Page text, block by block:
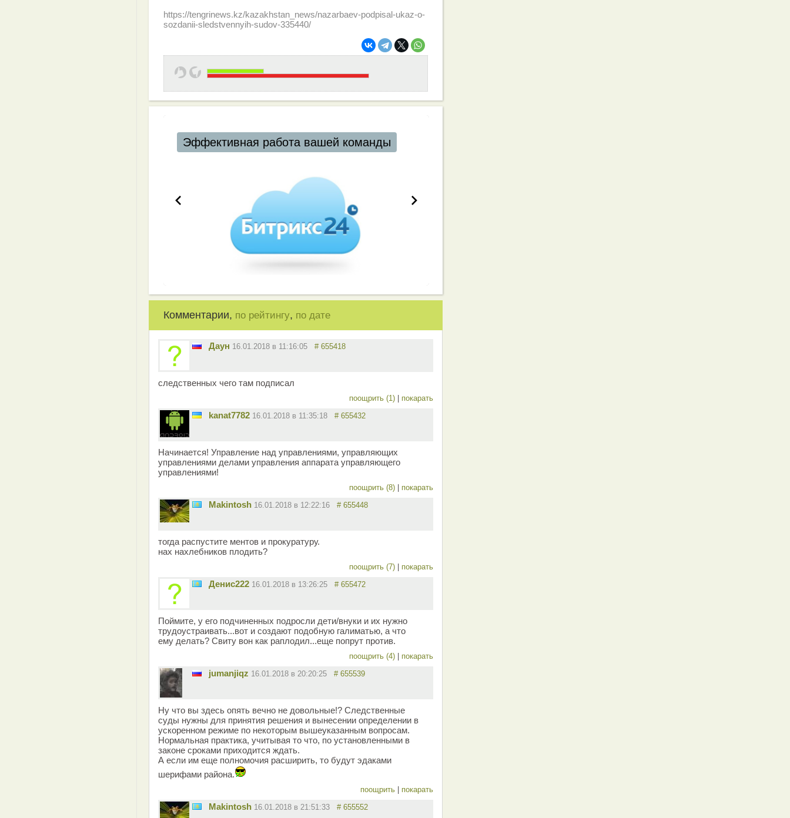
https://tengrinews.kz/kazakhstan_news/nazarbaev-podpisal-ukaz-o-
sozdanii-sledstvennyih-sudov-335440/
Эффективная работа вашей команды
Комментарии, по рейтингу, по дате
Даун 16.01.2018 в 11:16:05 # 655418
следственных чего там подписал
поощрить (1) покарать
kanat7782 16.01.2018 в 11:35:18 # 655432
Начинается! Управление над управлениями, управляющих
управлениями делами управления аппарата управляющего
управлениями!
поощрить (8) покарать
Makintosh 16.01.2018 в 12:22:16 # 655448
тогда распустите ментов и прокуратуру.
нах нахлебников плодить?
поощрить (7) покарать
Денис222 16.01.2018 в 13:26:25 # 655472
Поймите, у его подчиненных подросли дети/внуки и их нужно
трудоустраивать...вот и создают подобную галиматью, а что
ему делать? Свиту вон как раплодил...еще попрут против.
поощрить (4) покарать
jumanjiqz 16.01.2018 в 20:20:25 # 655539
Ну что вы здесь опять вечно не довольные!? Следственные
суды нужны для принятия решения и вынесении определении в
ускоренном режиме по некоторым вышеуказанным вопросам.
Нормальная практика, учитывая то что, по установленными в
законе сроками приходится ждать.
А если им еще полномочия расширить, то будут эдаками
шерифами района.
поощрить покарать
Makintosh 16.01.2018 в 21:51:33 # 655552